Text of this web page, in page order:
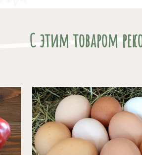
С этим товаром